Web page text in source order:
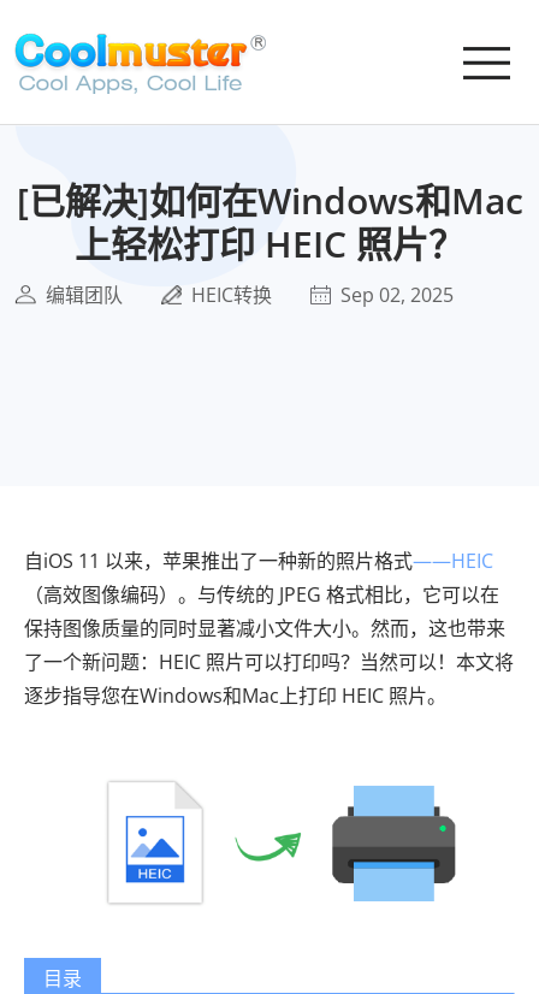
[已解决]如何在Windows和Mac
上轻松打印 HEIC 照片？
编辑团队 HEIC转换 Sep 02, 2025
自iOS 11 以来，苹果推出了一种新的照片格式——HEIC
（高效图像编码）。与传统的 JPEG 格式相比，它可以在
保持图像质量的同时显著减小文件大小。然而，这也带来
了一个新问题：HEIC 照片可以打印吗？当然可以！本文将
逐步指导您在Windows和Mac上打印 HEIC 照片。
目录